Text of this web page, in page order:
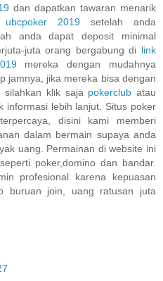
dan dapatkan tawaran menarik
2019 setelah anda
anda dapat deposit minimal
juta orang bergabung di link
mereka dengan mudahnya
jamnya, jika mereka bisa dengan
silahkan klik saja pokerclub atau
informasi lebih lanjut. Situs poker
disini kami memberi
dalam bermain supaya anda
uang. Permainan di website ini
poker,domino dan bandar.
profesional karena kepuasan
buruan join, uang ratusan juta